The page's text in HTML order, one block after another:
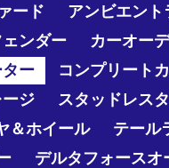
ード アンビエント
ンダー カーオー
ー コンプリート
ジ スタッドレス
＆ホイール テール
デルタフォースオ